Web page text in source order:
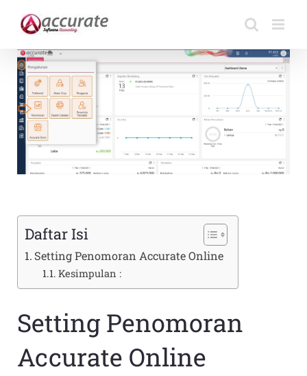
content
Daftar Isi
Setting Penomoran Accurate Online
Kesimpulan :
Setting Penomoran
Accurate Online